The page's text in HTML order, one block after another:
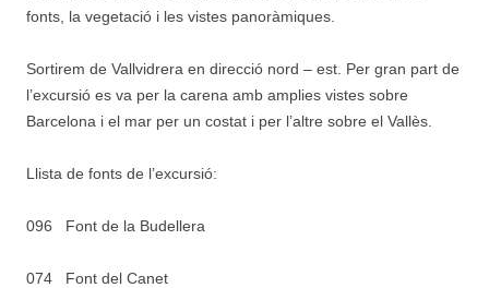
fonts, la vegetació i les vistes panoràmiques.
Sortirem de Vallvidrera en direcció nord – est. Per gran part de
l’excursió es va per la carena amb amplies vistes sobre
Barcelona i el mar per un costat i per l’altre sobre el Vallès.
Llista de fonts de l’excursió:
096 Font de la Budellera
074 Font del Canet